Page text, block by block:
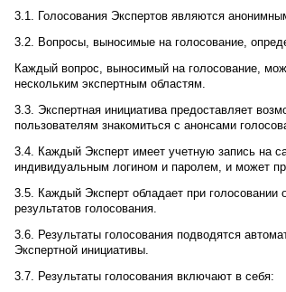
3.1. Голосования Экспертов являются
3.2. Вопросы, выносимые на голосование,
Каждый вопрос, выносимый на голосование,
нескольким экспертным областям.
3.3. Экспертная инициатива предоставляет
пользователям знакомиться с анонсами
3.4. Каждый Эксперт имеет учетную запись на
индивидуальным логином и паролем, и может
3.5. Каждый Эксперт обладает при
результатов голосования.
3.6. Результаты голосования подводятся
Экспертной инициативы.
3.7. Результаты голосования включают в себя: